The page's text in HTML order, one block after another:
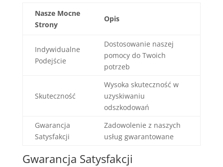
Nasze Mocne
Strony
Opis
Indywidualne
Podejście
Dostosowanie naszej
pomocy do Twoich
potrzeb
Skuteczność
Wysoka skuteczność w
uzyskiwaniu
odszkodowań
Gwarancja
Satysfakcji
Zadowolenie z naszych
usług gwarantowane
Gwarancja Satysfakcji